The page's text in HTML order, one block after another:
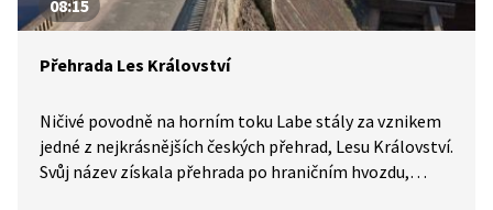
08:15
Přehrada Les Království
Ničivé povodně na horním toku Labe stály za vznikem
jedné z nejkrásnějších českých přehrad, Lesu Království.
Svůj název získala přehrada po hraničním hvozdu,